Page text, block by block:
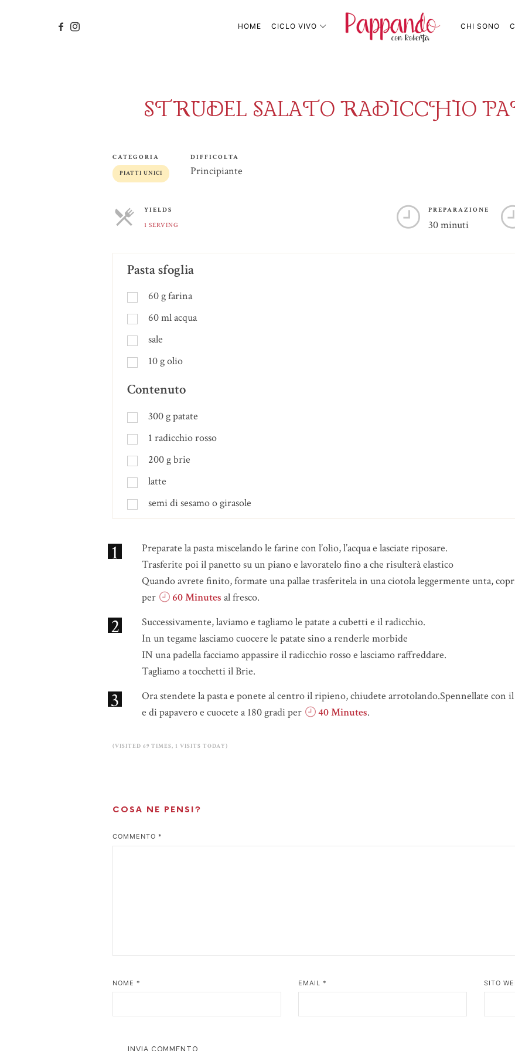
HOME CICLO VIVO Pappando.it CHI SONO
STRUDEL SALATO RADICCHIO
CATEGORIA
PIATTI UNICI
DIFFICOLTA
Principiante
YIELDS
1 SERVING
PREPARAZIONE
30 minuti
Pasta sfoglia
60 gfarina
60mlacqua
sale
10 golio
Contenuto
300 gpatate
1 radicchio rosso
200 gbrie
latte
semi di sesamo o girasole
1
Preparate la pasta miscelando le farine con l’olio, l’acqua e lasciate riposare.
Trasferite poi il panetto su un piano e lavoratelo fino a che risulterà elastico
Quando avrete finito, formate una pallae trasferitela in una ciotola leggermente unta,
per
60 Minutes al fresco.
2
Successivamente, laviamo e tagliamo le patate a cubetti e il radicchio.
In un tegame lasciamo cuocere le patate sino a renderle morbide
IN una padella facciamo appassire il radicchio rosso e lasciamo raffreddare.
Tagliamo a tocchetti il Brie.
3
Ora stendete la pasta e ponete al centro il ripieno, chiudete arrotolando.Spennellate con
e di papavero e cuocete a 180 gradi per
40 Minutes.
(VISITED 69 TIMES, 1 VISITS TODAY)
COSA NE PENSI?
COMMENTO *
NOME * EMAIL * SITO